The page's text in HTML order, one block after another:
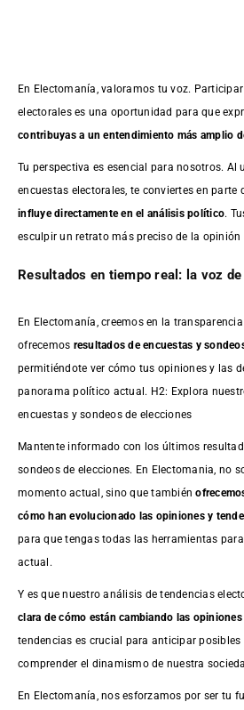
En Electomanía, valoramos tu voz.
electorales es una oportunidad para que
contribuyas a un entendimiento más amplio
Tu perspectiva es esencial para nosotros. Al
encuestas electorales, te conviertes en parte
influye directamente en el análisis político.
esculpir un retrato más preciso de la opinión
Resultados en tiempo real: la voz
En Electomanía, creemos en la
ofrecemos resultados deencuestas y
permitiéndote ver cómo tus opiniones y las
panorama político actual. H2: Explora
encuestas y sondeos de elecciones
Mantente informado con los últimos
sondeos de elecciones. En Electomania, no
momento actual, sino que también
cómo han evolucionado las opiniones y
para que tengas todas las herramientas
actual.
Y es que nuestro análisis de tendencias
clara de cómo están cambiando las
tendencias es crucial para anticipar posibles
comprender el dinamismo de nuestra
En Electomanía, nos esforzamos por ser tu